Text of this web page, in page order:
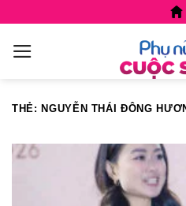
content
THẺ: NGUYỄN THÁI ĐÔNG